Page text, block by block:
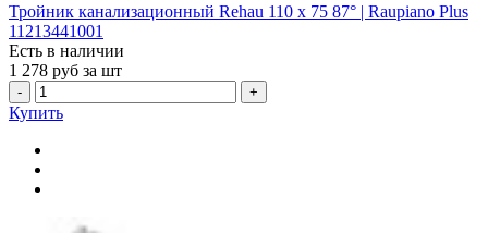
Тройник канализационный Rehau 110 х 75 87° | Raupiano Plus
11213441001
Есть в наличии
1 278 руб за шт
- +
Купить